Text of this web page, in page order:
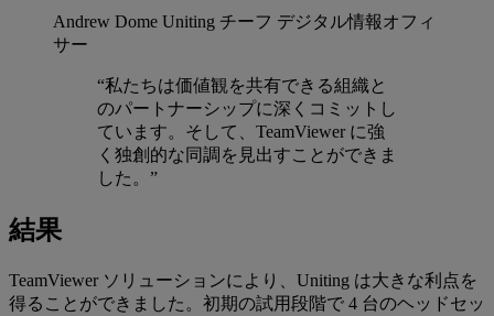
Andrew Dome Uniting チーフ デジタル情報オフィ
サー
“私たちは価値観を共有できる組織と
のパートナーシップに深くコミットし
ています。そして、TeamViewer に強
く独創的な同調を見出すことができま
した。”
結果
TeamViewer ソリューションにより、Uniting は大きな利点を
得ることができました。初期の試用段階で 4 台のヘッドセッ